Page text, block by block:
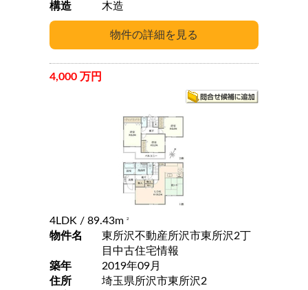
構造 木造
4,000 万円
4LDK / 89.43m 2
物件名
東所沢不動産所沢市東所沢2丁
目中古住宅情報
築年
2019年09月
住所
埼玉県所沢市東所沢2